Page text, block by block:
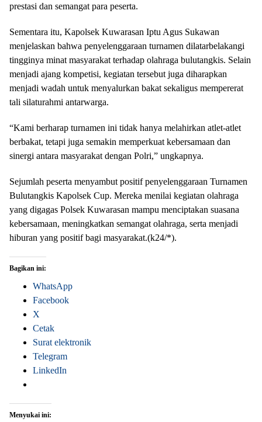
prestasi dan semangat para peserta.
Sementara itu, Kapolsek Kuwarasan Iptu Agus Sukawan
menjelaskan bahwa penyelenggaraan turnamen dilatarbelakangi
tingginya minat masyarakat terhadap olahraga bulutangkis. Selain
menjadi ajang kompetisi, kegiatan tersebut juga diharapkan
menjadi wadah untuk menyalurkan bakat sekaligus mempererat
tali silaturahmi antarwarga.
“Kami berharap turnamen ini tidak hanya melahirkan atlet-atlet
berbakat, tetapi juga semakin memperkuat kebersamaan dan
sinergi antara masyarakat dengan Polri,” ungkapnya.
Sejumlah peserta menyambut positif penyelenggaraan Turnamen
Bulutangkis Kapolsek Cup. Mereka menilai kegiatan olahraga
yang digagas Polsek Kuwarasan mampu menciptakan suasana
kebersamaan, meningkatkan semangat olahraga, serta menjadi
hiburan yang positif bagi masyarakat.(k24/*).
Bagikan ini:
WhatsApp
Facebook
X
Cetak
Surat elektronik
Telegram
LinkedIn
Menyukai ini: